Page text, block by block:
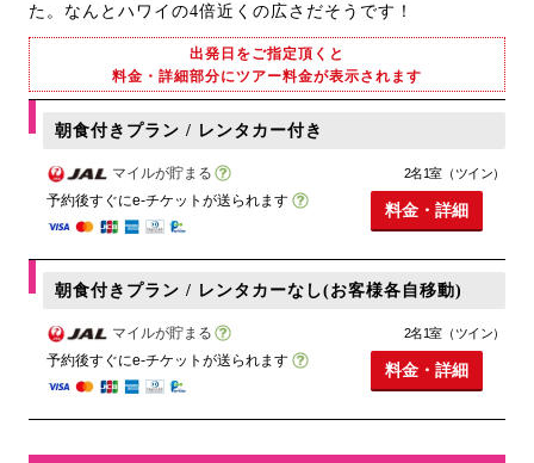
た。なんとハワイの4倍近くの広さだそうです！
出発日をご指定頂くと
料金・詳細部分にツアー料金が表示されます
朝食付きプラン / レンタカー付き
マイルが貯まる
予約後すぐにe-チケットが送られます
2名1室（ツイン）
料金・詳細
朝食付きプラン / レンタカーなし(お客様各自移動)
マイルが貯まる
予約後すぐにe-チケットが送られます
2名1室（ツイン）
料金・詳細